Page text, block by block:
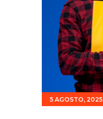
Contacto
5 AGOSTO, 2025